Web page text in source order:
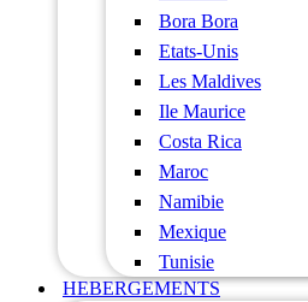
Bora Bora
Etats-Unis
Les Maldives
Ile Maurice
Costa Rica
Maroc
Namibie
Mexique
Tunisie
HEBERGEMENTS